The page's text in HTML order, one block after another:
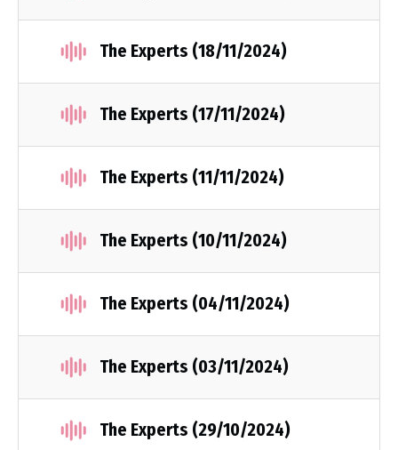
The Experts (18/11/2024)
The Experts (17/11/2024)
The Experts (11/11/2024)
The Experts (10/11/2024)
The Experts (04/11/2024)
The Experts (03/11/2024)
The Experts (29/10/2024)